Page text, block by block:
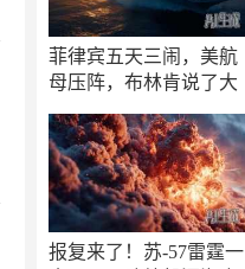
菲律宾五天三闹，美航
母压阵，布林肯说了大
报复来了！苏-57雷霆一